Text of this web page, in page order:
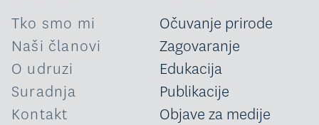
Tko smo mi
Naši članovi
O udruzi
Suradnja
Kontakt
Očuvanje prirode
Zagovaranje
Edukacija
Publikacije
Objave za medije